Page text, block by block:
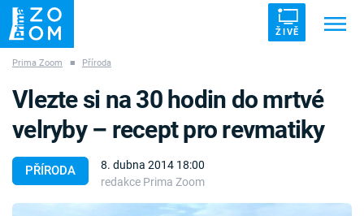
ŽIVĚ
ZÁHADY VETŘELCI DÁVNOVĚKU
Prima Zoom ■ Příroda
PŘÍRODA
8. dubna 2014 18:00
redakce Prima Zoom
Vlezte si na 30 hodin do mrtvé
velryby – recept pro revmatiky